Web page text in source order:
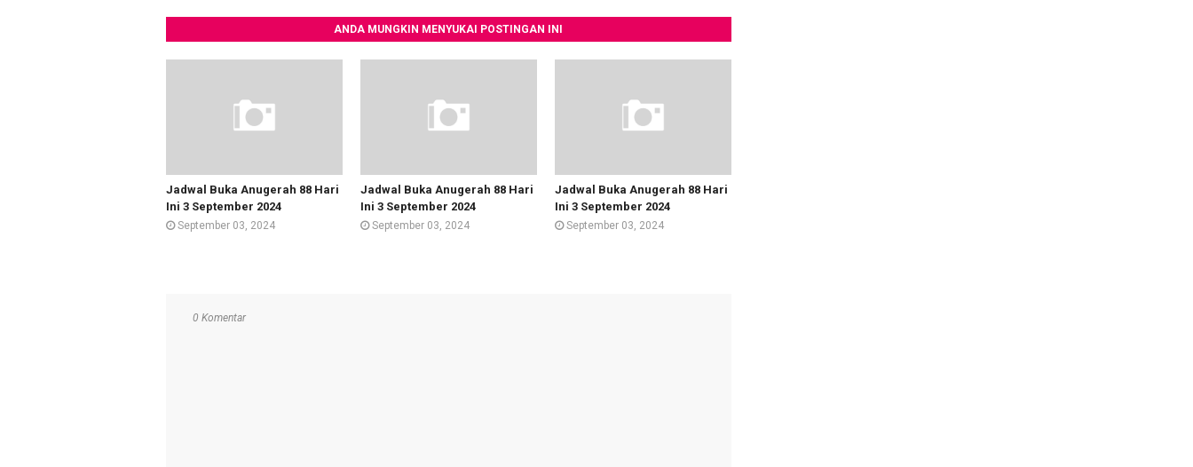
ANDA MUNGKIN MENYUKAI POSTINGAN INI
Jadwal Buka Anugerah 88 Hari
Ini 3 September 2024
September 03, 2024
Jadwal Buka Anugerah 88 Hari
Ini 3 September 2024
September 03, 2024
Jadwal Buka Anugerah 88 Hari
Ini 3 September 2024
September 03, 2024
0 Komentar